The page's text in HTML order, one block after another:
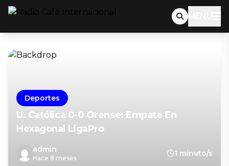
MENU
Deportes
U. Católica 0-0 Orense: Empate En
Hexagonal LigaPro
admin
Hace 8 meses
1 minuto/s